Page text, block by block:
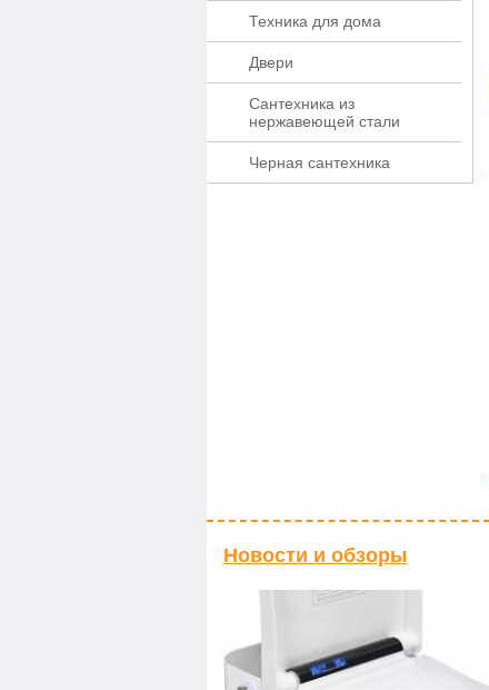
Техника для дома
Двери
Сантехника из
нержавеющей стали
Черная сантехника
Новости и обзоры